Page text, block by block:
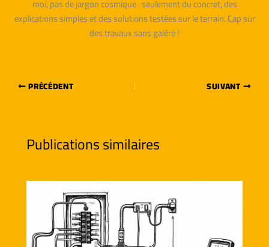
moi, pas de jargon cosmique : seulement du concret, des
explications simples et des solutions testées sur le terrain. Cap sur
des travaux sans galère !
PRÉCÉDENT SUIVANT
Publications similaires